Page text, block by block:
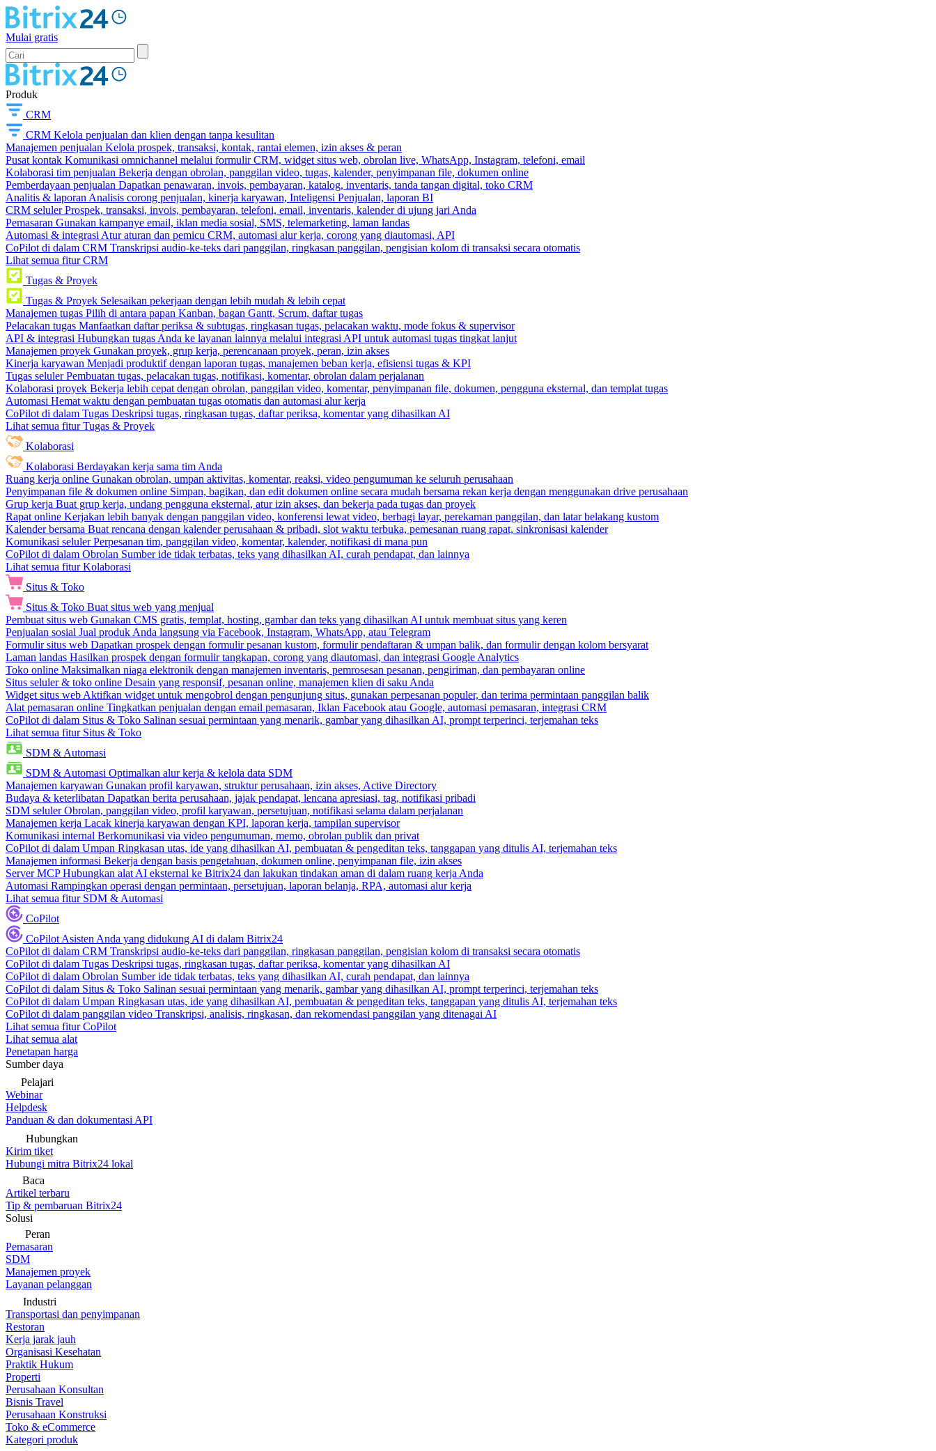
Mulai gratis
Produk
CRM
CRM Kelola penjualan dan klien dengan tanpa kesulitan
Manajemen penjualan Kelola prospek, transaksi, kontak, rantai elemen, izin akses & peran
Pusat kontak Komunikasi omnichannel melalui formulir CRM, widget situs web, obrolan live, WhatsApp, Instagram, telefoni, email
Kolaborasi tim penjualan Bekerja dengan obrolan, panggilan video, tugas, kalender, penyimpanan file, dokumen online
Pemberdayaan penjualan Dapatkan penawaran, invois, pembayaran, katalog, inventaris, tanda tangan digital, toko CRM
Analitis & laporan Analisis corong penjualan, kinerja karyawan, Inteligensi Penjualan, laporan BI
CRM seluler Prospek, transaksi, invois, pembayaran, telefoni, email, inventaris, kalender di ujung jari Anda
Pemasaran Gunakan kampanye email, iklan media sosial, SMS, telemarketing, laman landas
Automasi & integrasi Atur aturan dan pemicu CRM, automasi alur kerja, corong yang diautomasi, API
CoPilot di dalam CRM Transkripsi audio-ke-teks dari panggilan, ringkasan panggilan, pengisian kolom di transaksi secara otomatis
Lihat semua fitur CRM
Tugas & Proyek
Tugas & Proyek Selesaikan pekerjaan dengan lebih mudah & lebih cepat
Manajemen tugas Pilih di antara papan Kanban, bagan Gantt, Scrum, daftar tugas
Pelacakan tugas Manfaatkan daftar periksa & subtugas, ringkasan tugas, pelacakan waktu, mode fokus & supervisor
API & integrasi Hubungkan tugas Anda ke layanan lainnya melalui integrasi API untuk automasi tugas tingkat lanjut
Manajemen proyek Gunakan proyek, grup kerja, perencanaan proyek, peran, izin akses
Kinerja karyawan Menjadi produktif dengan laporan tugas, manajemen beban kerja, efisiensi tugas & KPI
Tugas seluler Pembuatan tugas, pelacakan tugas, notifikasi, komentar, obrolan dalam perjalanan
Kolaborasi proyek Bekerja lebih cepat dengan obrolan, panggilan video, komentar, penyimpanan file, dokumen, pengguna eksternal, dan templat tugas
Automasi Hemat waktu dengan pembuatan tugas otomatis dan automasi alur kerja
CoPilot di dalam Tugas Deskripsi tugas, ringkasan tugas, daftar periksa, komentar yang dihasilkan AI
Lihat semua fitur Tugas & Proyek
Kolaborasi
Kolaborasi Berdayakan kerja sama tim Anda
Ruang kerja online Gunakan obrolan, umpan aktivitas, komentar, reaksi, video pengumuman ke seluruh perusahaan
Penyimpanan file & dokumen online Simpan, bagikan, dan edit dokumen online secara mudah bersama rekan kerja dengan menggunakan drive perusahaan
Grup kerja Buat grup kerja, undang pengguna eksternal, atur izin akses, dan bekerja pada tugas dan proyek
Rapat online Kerjakan lebih banyak dengan panggilan video, konferensi lewat video, berbagi layar, perekaman panggilan, dan latar belakang kustom
Kalender bersama Buat rencana dengan kalender perusahaan & pribadi, slot waktu terbuka, pemesanan ruang rapat, sinkronisasi kalender
Komunikasi seluler Perpesanan tim, panggilan video, komentar, kalender, notifikasi di mana pun
CoPilot di dalam Obrolan Sumber ide tidak terbatas, teks yang dihasilkan AI, curah pendapat, dan lainnya
Lihat semua fitur Kolaborasi
Situs & Toko
Situs & Toko Buat situs web yang menjual
Pembuat situs web Gunakan CMS gratis, templat, hosting, gambar dan teks yang dihasilkan AI untuk membuat situs yang keren
Penjualan sosial Jual produk Anda langsung via Facebook, Instagram, WhatsApp, atau Telegram
Formulir situs web Dapatkan prospek dengan formulir pesanan kustom, formulir pendaftaran & umpan balik, dan formulir dengan kolom bersyarat
Laman landas Hasilkan prospek dengan formulir tangkapan, corong yang diautomasi, dan integrasi Google Analytics
Toko online Maksimalkan niaga elektronik dengan manajemen inventaris, pemrosesan pesanan, pengiriman, dan pembayaran online
Situs seluler & toko online Desain yang responsif, pesanan online, manajemen klien di saku Anda
Widget situs web Aktifkan widget untuk mengobrol dengan pengunjung situs, gunakan perpesanan populer, dan terima permintaan panggilan balik
Alat pemasaran online Tingkatkan penjualan dengan email pemasaran, Iklan Facebook atau Google, automasi pemasaran, integrasi CRM
CoPilot di dalam Situs & Toko Salinan sesuai permintaan yang menarik, gambar yang dihasilkan AI, prompt terperinci, terjemahan teks
Lihat semua fitur Situs & Toko
SDM & Automasi
SDM & Automasi Optimalkan alur kerja & kelola data SDM
Manajemen karyawan Gunakan profil karyawan, struktur perusahaan, izin akses, Active Directory
Budaya & keterlibatan Dapatkan berita perusahaan, jajak pendapat, lencana apresiasi, tag, notifikasi pribadi
SDM seluler Obrolan, panggilan video, profil karyawan, persetujuan, notifikasi selama dalam perjalanan
Manajemen kerja Lacak kinerja karyawan dengan KPI, laporan kerja, tampilan supervisor
Komunikasi internal Berkomunikasi via video pengumuman, memo, obrolan publik dan privat
CoPilot di dalam Umpan Ringkasan utas, ide yang dihasilkan AI, pembuatan & pengeditan teks, tanggapan yang ditulis AI, terjemahan teks
Manajemen informasi Bekerja dengan basis pengetahuan, dokumen online, penyimpanan file, izin akses
Server MCP Hubungkan alat AI eksternal ke Bitrix24 dan lakukan tindakan aman di dalam ruang kerja Anda
Automasi Rampingkan operasi dengan permintaan, persetujuan, laporan belanja, RPA, automasi alur kerja
Lihat semua fitur SDM & Automasi
CoPilot
CoPilot Asisten Anda yang didukung AI di dalam Bitrix24
CoPilot di dalam CRM Transkripsi audio-ke-teks dari panggilan, ringkasan panggilan, pengisian kolom di transaksi secara otomatis
CoPilot di dalam Tugas Deskripsi tugas, ringkasan tugas, daftar periksa, komentar yang dihasilkan AI
CoPilot di dalam Obrolan Sumber ide tidak terbatas, teks yang dihasilkan AI, curah pendapat, dan lainnya
CoPilot di dalam Situs & Toko Salinan sesuai permintaan yang menarik, gambar yang dihasilkan AI, prompt terperinci, terjemahan teks
CoPilot di dalam Umpan Ringkasan utas, ide yang dihasilkan AI, pembuatan & pengeditan teks, tanggapan yang ditulis AI, terjemahan teks
CoPilot di dalam panggilan video Transkripsi, analisis, ringkasan, dan rekomendasi panggilan yang ditenagai AI
Lihat semua fitur CoPilot
Lihat semua alat
Penetapan harga
Sumber daya
Pelajari
Webinar
Helpdesk
Panduan & dan dokumentasi API
Hubungkan
Kirim tiket
Hubungi mitra Bitrix24 lokal
Baca
Artikel terbaru
Tip & pembaruan Bitrix24
Solusi
Peran
Pemasaran
SDM
Manajemen proyek
Layanan pelanggan
Industri
Transportasi dan penyimpanan
Restoran
Kerja jarak jauh
Organisasi Kesehatan
Praktik Hukum
Properti
Perusahaan Konsultan
Bisnis Travel
Perusahaan Konstruksi
Toko & eCommerce
Kategori produk